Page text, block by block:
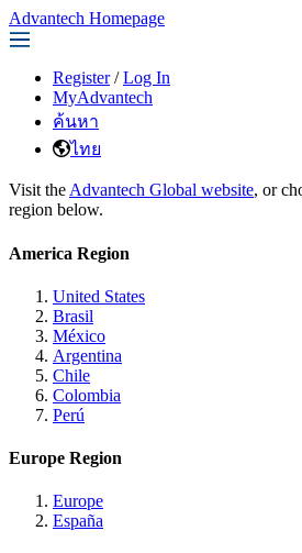
Advantech Homepage
Register / Log In
MyAdvantech
ค้นหา
ไทย
Visit the Advantech Global website, or
region below.
America Region
United States
Brasil
México
Argentina
Chile
Colombia
Perú
Europe Region
Europe
España